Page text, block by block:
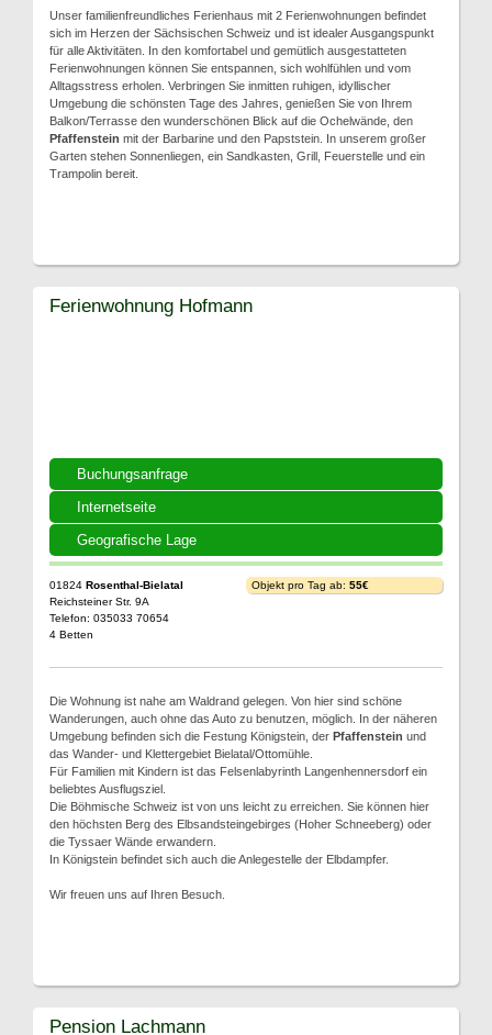
Unser familienfreundliches Ferienhaus mit 2 Ferienwohnungen befindet
sich im Herzen der Sächsischen Schweiz und ist idealer Ausgangspunkt
für alle Aktivitäten. In den komfortabel und gemütlich ausgestatteten
Ferienwohnungen können Sie entspannen, sich wohlfühlen und vom
Alltagsstress erholen. Verbringen Sie inmitten ruhigen, idyllischer
Umgebung die schönsten Tage des Jahres, genießen Sie von Ihrem
Balkon/Terrasse den wunderschönen Blick auf die Ochelwände, den
Pfaffenstein mit der Barbarine und den Papststein. In unserem großer
Garten stehen Sonnenliegen, ein Sandkasten, Grill, Feuerstelle und ein
Trampolin bereit.
Buchungsanfrage
Internetseite
Geografische Lage
Ferienwohnung Hofmann
01824 Rosenthal-Bielatal
Reichsteiner Str. 9A
Telefon: 035033 70654
4 Betten
Objekt pro Tag ab: 55€
Die Wohnung ist nahe am Waldrand gelegen. Von hier sind schöne
Wanderungen, auch ohne das Auto zu benutzen, möglich. In der näheren
Umgebung befinden sich die Festung Königstein, der Pfaffenstein und
das Wander- und Klettergebiet Bielatal/Ottomühle.
Für Familien mit Kindern ist das Felsenlabyrinth Langenhennersdorf ein
beliebtes Ausflugsziel.
Die Böhmische Schweiz ist von uns leicht zu erreichen. Sie können hier
den höchsten Berg des Elbsandsteingebirges (Hoher Schneeberg) oder
die Tyssaer Wände erwandern.
In Königstein befindet sich auch die Anlegestelle der Elbdampfer.
Wir freuen uns auf Ihren Besuch.
Pension Lachmann